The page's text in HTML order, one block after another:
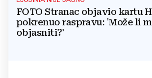
FOTO Stranac objavio kartu
pokrenuo raspravu: 'Može li
objasniti?'